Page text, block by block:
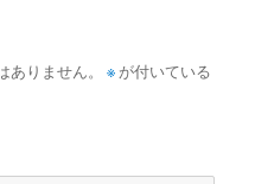
りません。 ※ が付いている